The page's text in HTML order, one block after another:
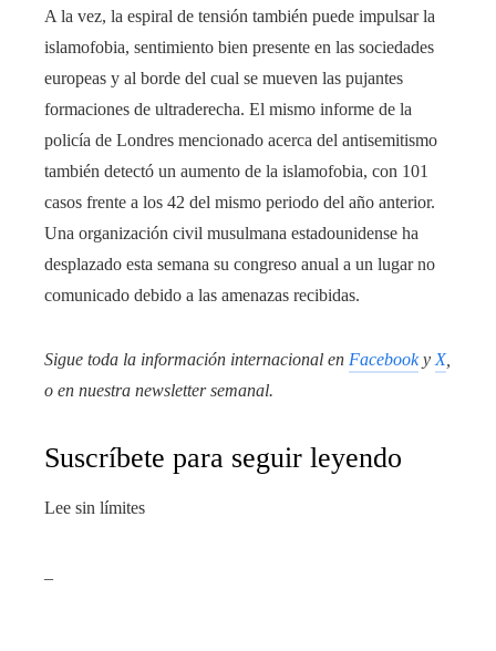
A la vez, la espiral de tensión también puede impulsar la
islamofobia, sentimiento bien presente en las sociedades
europeas y al borde del cual se mueven las pujantes
formaciones de ultraderecha. El mismo informe de la
policía de Londres mencionado acerca del antisemitismo
también detectó un aumento de la islamofobia, con 101
casos frente a los 42 del mismo periodo del año anterior.
Una organización civil musulmana estadounidense ha
desplazado esta semana su congreso anual a un lugar no
comunicado debido a las amenazas recibidas.
Sigue toda la información internacional en Facebooky X,
o en nuestra newsletter semanal.
Suscríbete para seguir leyendo
Lee sin límites